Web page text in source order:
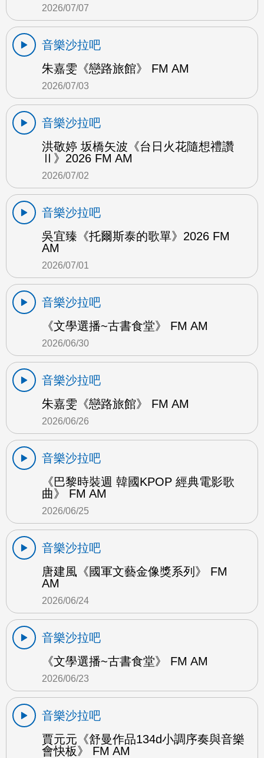
2026/07/07
音樂沙拉吧
朱嘉雯《戀路旅館》 FM AM
2026/07/03
音樂沙拉吧
洪敬婷 坂橋矢波《台日火花隨想禮讚
Ⅱ》2026 FM AM
2026/07/02
音樂沙拉吧
吳宜臻《托爾斯泰的歌單》2026 FM
AM
2026/07/01
音樂沙拉吧
《文學選播~古書食堂》 FM AM
2026/06/30
音樂沙拉吧
朱嘉雯《戀路旅館》 FM AM
2026/06/26
音樂沙拉吧
《巴黎時裝週 韓國KPOP 經典電影歌
曲》 FM AM
2026/06/25
音樂沙拉吧
唐建風《國軍文藝金像獎系列》 FM
AM
2026/06/24
音樂沙拉吧
《文學選播~古書食堂》 FM AM
2026/06/23
音樂沙拉吧
賈元元《舒曼作品134d小調序奏與音樂
會快板》 FM AM